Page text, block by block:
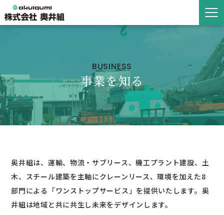
BUSINESS
事業を知る
奥井組は、運輸、物流・サブリース、機工プラント建設、土
木、スチール建築を主軸にクレーンリース、環境を加えた8
部門による「ワンストップサービス」を提供いたします。奥
井組は地域と共に共生し未来をデザインします。